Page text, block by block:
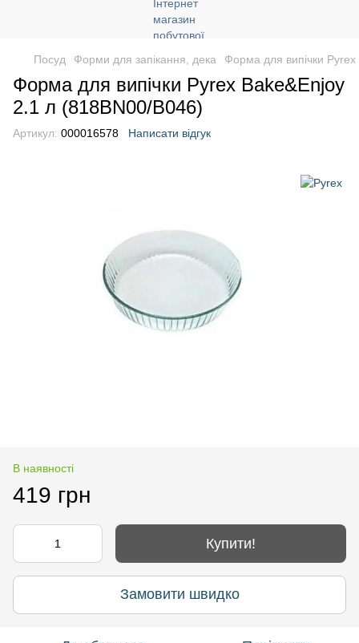
Посуд Форми для запікання, дека Форма для випічки
Форма для випічки Pyrex Bake&Enjoy
2.1 л (818BN00/B046)
Артикул: 000016578 Написати відгук
В наявності
419 грн
Купити!
Замовити швидко